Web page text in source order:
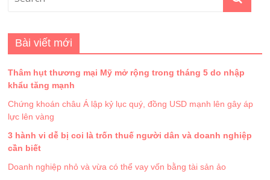
Bài viết mới
Thâm hụt thương mại Mỹ mở rộng trong tháng 5 do nhập
khẩu tăng mạnh
Chứng khoán châu Á lập kỷ lục quý, đồng USD mạnh lên gây áp
lực lên vàng
3 hành vi dễ bị coi là trốn thuế người dân và doanh nghiệp
cần biết
Doanh nghiệp nhỏ và vừa có thể vay vốn bằng tài sản ảo